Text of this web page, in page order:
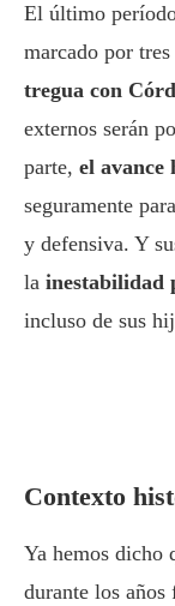
El último
marcado por
tregua con
externos serán
parte, el avance
seguramente
y defensiva. Y
la inestabilidad
incluso de sus
Contexto
Ya hemos dicho
durante los